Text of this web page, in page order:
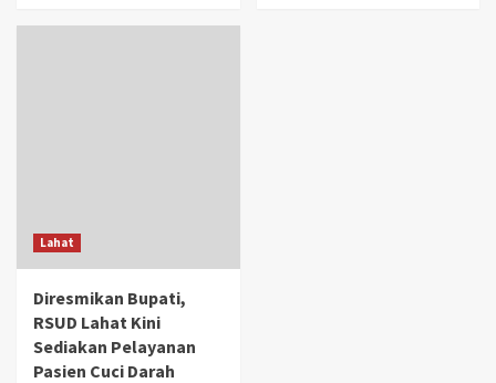
Lahat
Diresmikan Bupati,
RSUD Lahat Kini
Sediakan Pelayanan
Pasien Cuci Darah